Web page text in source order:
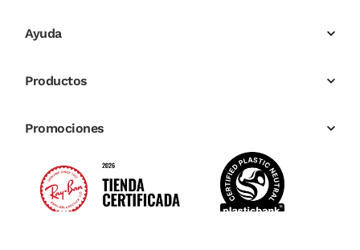
Ayuda
Productos
Promociones